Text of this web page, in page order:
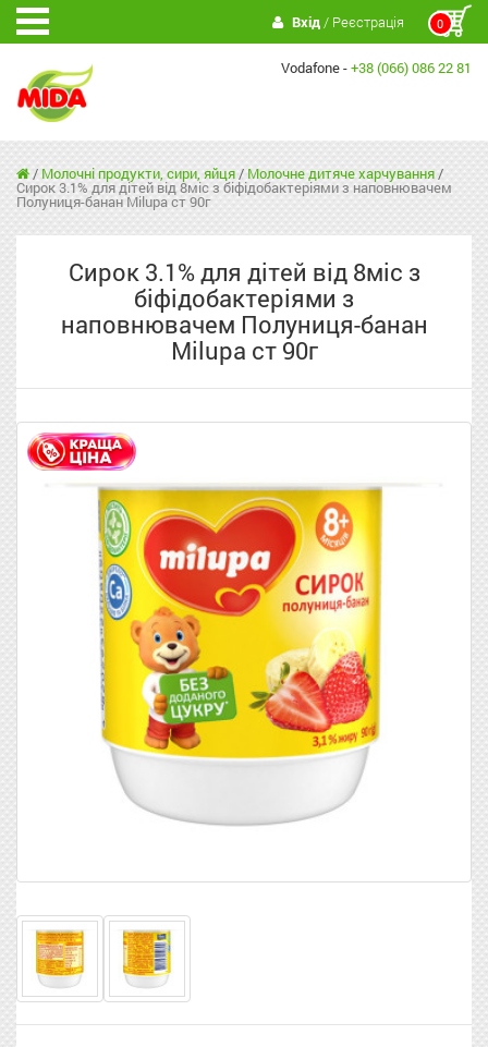
0
Вхід/ Реєстрація
Vodafone -+38 (066) 086 22 81
/ Молочні продукти, сири, яйця/ Молочне дитяче харчування/
Сирок 3.1% для дітей від 8міс з біфідобактеріями з наповнювачем
Полуниця-банан Milupa ст 90г
Сирок 3.1% для дітей від 8міс з
біфідобактеріями з
наповнювачем Полуниця-банан
Milupa ст 90г